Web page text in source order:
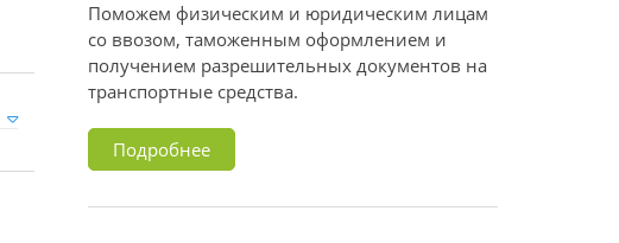
Поможем физическим и юридическим лицам
со ввозом, таможенным оформлением и
получением разрешительных документов на
транспортные средства.
Подробнее